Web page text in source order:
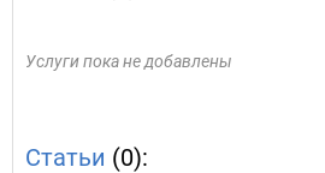
Услуги пока не добавлены
Статьи (0):